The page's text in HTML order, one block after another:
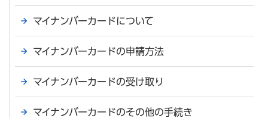
マイナンバーカードについて
マイナンバーカードの申請方法
マイナンバーカードの受け取り
マイナンバーカードのその他の手続き